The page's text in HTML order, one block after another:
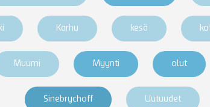
Karhu kesä
Muumi Myynti olut
Sinebrychoff Uutuudet